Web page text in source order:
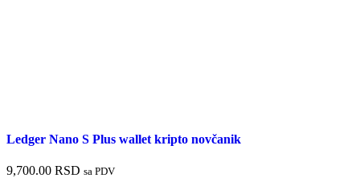
Ledger Nano S Plus wallet kripto novčanik
9,700.00 RSD sa PDV